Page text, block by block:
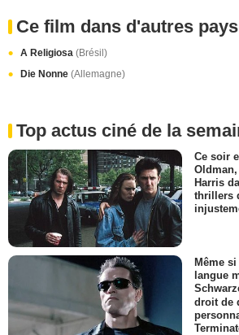
Ce film dans d'autres pays
A Religiosa (Brésil)
Die Nonne (Allemagne)
Top actus ciné de la
Ce soir
Oldman,
Harris
thrillers
Même
langue
droit de